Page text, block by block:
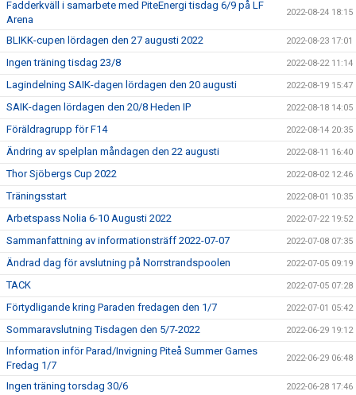
Fadderkväll i samarbete med PiteEnergi tisdag 6/9 på LF
Arena
2022-08-24 18:15
BLIKK-cupen lördagen den 27 augusti 2022 2022-08-23 17:01
Ingen träning tisdag 23/8 2022-08-22 11:14
Lagindelning SAIK-dagen lördagen den 20 augusti 2022-08-19 15:47
SAIK-dagen lördagen den 20/8 Heden IP 2022-08-18 14:05
Föräldragrupp för F14 2022-08-14 20:35
Ändring av spelplan måndagen den 22 augusti 2022-08-11 16:40
Thor Sjöbergs Cup 2022 2022-08-02 12:46
Träningsstart 2022-08-01 10:35
Arbetspass Nolia 6-10 Augusti 2022 2022-07-22 19:52
Sammanfattning av informationsträff 2022-07-07 2022-07-08 07:35
Ändrad dag för avslutning på Norrstrandspoolen 2022-07-05 09:19
TACK 2022-07-05 07:28
Förtydligande kring Paraden fredagen den 1/7 2022-07-01 05:42
Sommaravslutning Tisdagen den 5/7-2022 2022-06-29 19:12
Information inför Parad/Invigning Piteå Summer Games
Fredag 1/7
2022-06-29 06:48
Ingen träning torsdag 30/6 2022-06-28 17:46